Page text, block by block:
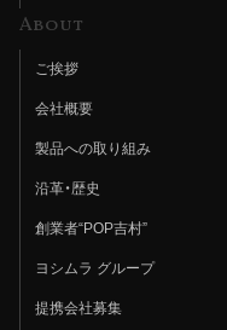
About
ご挨拶
会社概要
製品への取り組み
沿革・歴史
創業者“POP吉村”
ヨシムラ グループ
提携会社募集